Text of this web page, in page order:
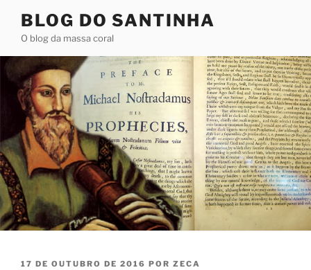
conteúdo
BLOG DO SANTINHA
O blog da massa coral
PUBLICADO
17 DE OUTUBRO DE 2016 POR ZECA